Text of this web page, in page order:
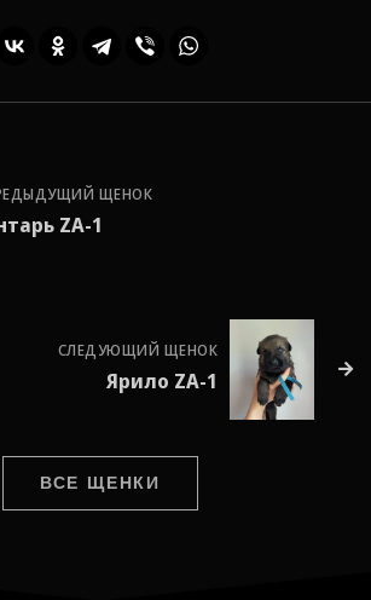
ЩЕНОК
ZA-1
СЛЕДУЮЩИЙ ЩЕНОК
Ярило ZA-1
ВСЕ ЩЕНКИ